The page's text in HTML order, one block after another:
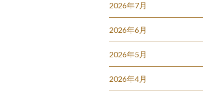
2026年7月
2026年6月
2026年5月
2026年4月